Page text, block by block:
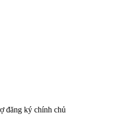
đăng ký chính chủ